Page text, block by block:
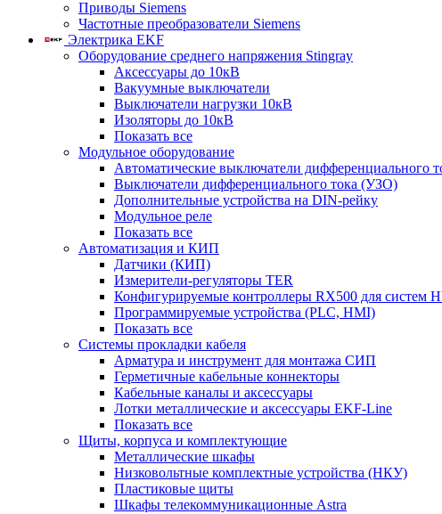
Приводы Siemens
Частотные преобразователи Siemens
Электрика EKF
Оборудование среднего напряжения Stingray
Аксессуары до 10кВ
Вакуумные выключатели
Выключатели нагрузки 10кВ
Изоляторы до 10кВ
Показать все
Модульное оборудование
Автоматические выключатели дифференциального
Выключатели дифференциального тока (УЗО)
Дополнительные устройства на DIN-рейку
Модульное реле
Показать все
Автоматизация и КИП
Датчики (КИП)
Измерители-регуляторы TER
Конфигурируемые контроллеры RX500 для систем
Программируемые устройства (PLC, HMI)
Показать все
Системы прокладки кабеля
Арматура и инструмент для монтажа СИП
Герметичные кабельные коннекторы
Кабельные каналы и аксессуары
Лотки металлические и аксессуары EKF-Line
Показать все
Щиты, корпуса и комплектующие
Металлические шкафы
Низковольтные комплектные устройства (НКУ)
Пластиковые щиты
Шкафы телекоммуникационные Astra